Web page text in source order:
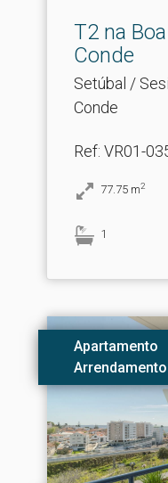
T2 na
Conde
Setúbal /
Conde
Ref: VR01-
77.75 m2
1
Apartamento
Arrendamento